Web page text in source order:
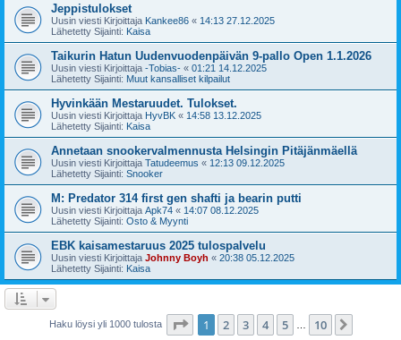
Jeppistulokset
Uusin viesti Kirjoittaja Kankee86 « 14:13 27.12.2025
Lähetetty Sijainti: Kaisa
Taikurin Hatun Uudenvuodenpäivän 9-pallo Open 1.1.2026
Uusin viesti Kirjoittaja -Tobias- « 01:21 14.12.2025
Lähetetty Sijainti: Muut kansalliset kilpailut
Hyvinkään Mestaruudet. Tulokset.
Uusin viesti Kirjoittaja HyvBK « 14:58 13.12.2025
Lähetetty Sijainti: Kaisa
Annetaan snookervalmennusta Helsingin Pitäjänmäellä
Uusin viesti Kirjoittaja Tatudeemus « 12:13 09.12.2025
Lähetetty Sijainti: Snooker
M: Predator 314 first gen shafti ja bearin putti
Uusin viesti Kirjoittaja Apk74 « 14:07 08.12.2025
Lähetetty Sijainti: Osto & Myynti
EBK kaisamestaruus 2025 tulospalvelu
Uusin viesti Kirjoittaja Johnny Boyh « 20:38 05.12.2025
Lähetetty Sijainti: Kaisa
Haku löysi yli 1000 tulosta Sivu /10
1 2 3 4 5 10